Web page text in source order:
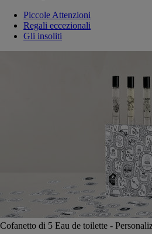
Piccole Attenzioni
Regali eccezionali
Gli insoliti
Cofanetto di 5 Eau de toilette -